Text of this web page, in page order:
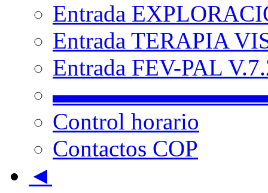
Entrada
Entrada TERAPIA
Entrada FEV-PAL
Control horario
Contactos COP
◄